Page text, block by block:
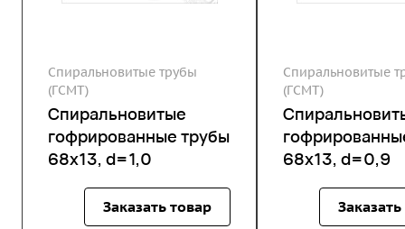
Спиральновитые трубы
(ГСМТ)
Спиральновитые
гофрированные трубы
68х13, d=1,0
Заказать товар
Спиральновитые
(ГСМТ)
68х13, d=0,9